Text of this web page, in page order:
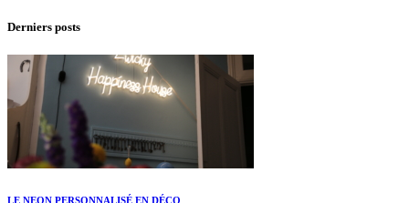
Derniers posts
LE NEON PERSONNALISÉ EN DÉCO